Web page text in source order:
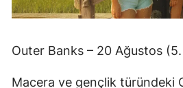
Outer Banks – 20 Ağustos
Macera ve gençlik türündeki